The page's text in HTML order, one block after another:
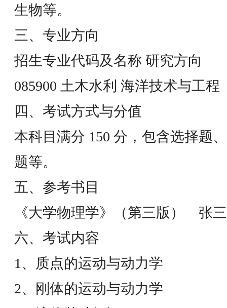
生物等。
三、专业方向
招生专业代码及名称 研究方向
085900 土木水利 海洋技术与工程
四、考试方式与分值
本科目满分 150 分，包含选择题
题等。
五、参考书目
《大学物理学》（第三版） 张
六、考试内容
1、质点的运动与动力学
2、刚体的运动与动力学